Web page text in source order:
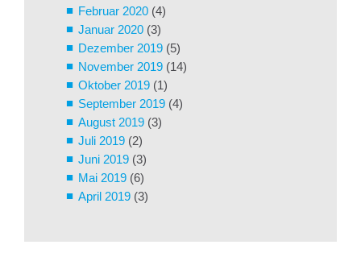
Februar 2020 (4)
Januar 2020 (3)
Dezember 2019 (5)
November 2019 (14)
Oktober 2019 (1)
September 2019 (4)
August 2019 (3)
Juli 2019 (2)
Juni 2019 (3)
Mai 2019 (6)
April 2019 (3)